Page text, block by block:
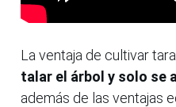
La ventaja de cultivar
talar el árbol y solo se
además de las ventajas